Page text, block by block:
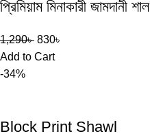
প্রিমিয়াম মিনাকারী জামদানী শাল
1,290৳ 830৳
Add to Cart
-34%
Block Print Shawl